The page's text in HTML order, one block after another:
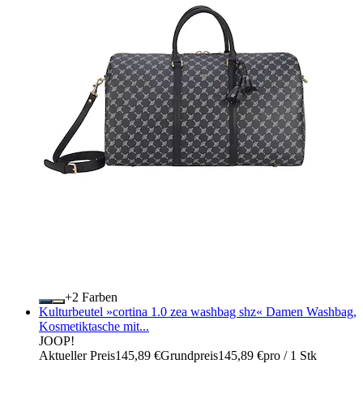
+
Farben
Kulturbeutel »cortina 1.0 zea washbag shz« Damen Washbag,
Kosmetiktasche mit...
JOOP!
Aktueller Preis145,89 €Grundpreis145,89 €pro / 1 Stk